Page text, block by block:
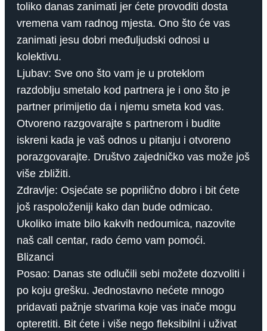
toliko danas zanimati jer ćete provoditi dosta
vremena vam radnog mjesta. Ono što će vas
zanimati jesu dobri međuljudski odnosi u
kolektivu.
Ljubav: Sve ono što vam je u proteklom
razdoblju smetalo kod partnera je i ono što je
partner primijetio da i njemu smeta kod vas.
Otvoreno razgovarajte s partnerom i budite
iskreni kada je vaš odnos u pitanju i otvoreno
porazgovarajte. Društvo zajedničko vas može još
više zbližiti.
Zdravlje: Osjećate se poprilično dobro i bit ćete
još raspoloženiji kako dan bude odmicao.
Ukoliko imate bilo kakvih nedoumica, nazovite
naš call centar, rado ćemo vam pomoći.
Blizanci
Posao: Danas ste odlučili sebi možete dozvoliti i
po koju grešku. Jednostavno nećete mnogo
pridavati pažnje stvarima koje vas inače mogu
opteretiti. Bit ćete i više nego fleksibilni i uživat